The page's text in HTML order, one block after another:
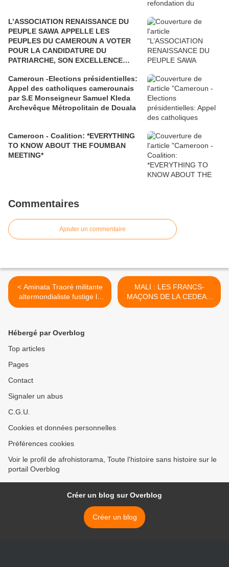
L’ASSOCIATION RENAISSANCE DU
PEUPLE SAWA APPELLE LES
PEUPLES DU CAMEROUN A VOTER
POUR LA CANDIDATURE DU
PATRIARCHE, SON EXCELLENCE
Cameroun -Elections présidentielles:
Appel des catholiques camerounais
par S.E Monseigneur Samuel Kleda
Archevêque Métropolitain de Douala
Cameroon - Coalition: *EVERYTHING
TO KNOW ABOUT THE FOUMBAN
MEETING*
Commentaires
Ajouter un commentaire
< Aminata Traoré militante
altermondialiste fustige la
CEDEAO: Chacun de ces
MALI : LES FRANCS-
MAÇONS DE LA CEDEAO
VOLENT AU SECOURS DE
Hébergé par Overblog
Top articles
Pages
Contact
Signaler un abus
C.G.U.
Cookies et données personnelles
Préférences cookies
Voir le profil de afrohistorama, Toute l'histoire sans histoire sur le
portail Overblog
Créer un blog sur Overblog
Créer un blog